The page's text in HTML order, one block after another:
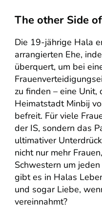
The other Side
Die 19-jährige Hala
arrangierten Ehe,
überquert, um bei
zu finden – eine
Heimatstadt Minbij
befreit. Für viele
der IS, sondern das
ultimativer
nicht nur mehr
Schwestern um
gibt es in Halas
und sogar Liebe,
vereinnahmt?